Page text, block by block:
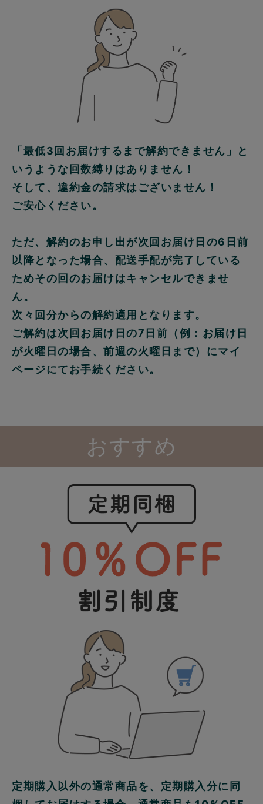
「最低3回お届けするまで解約できません」と
いうような回数縛りはありません！
そして、違約金の請求はございません！
ご安心ください。
ただ、解約のお申し出が次回お届け日の6日前
以降となった場合、配送手配が完了している
ためその回のお届けはキャンセルできませ
ん。
次々回分からの解約適用となります。
ご解約は次回お届け日の7日前（例：お届け日
が火曜日の場合、前週の火曜日まで）にマイ
ページにてお手続ください。
おすすめ
定期購入以外の通常商品を、定期購入分に同